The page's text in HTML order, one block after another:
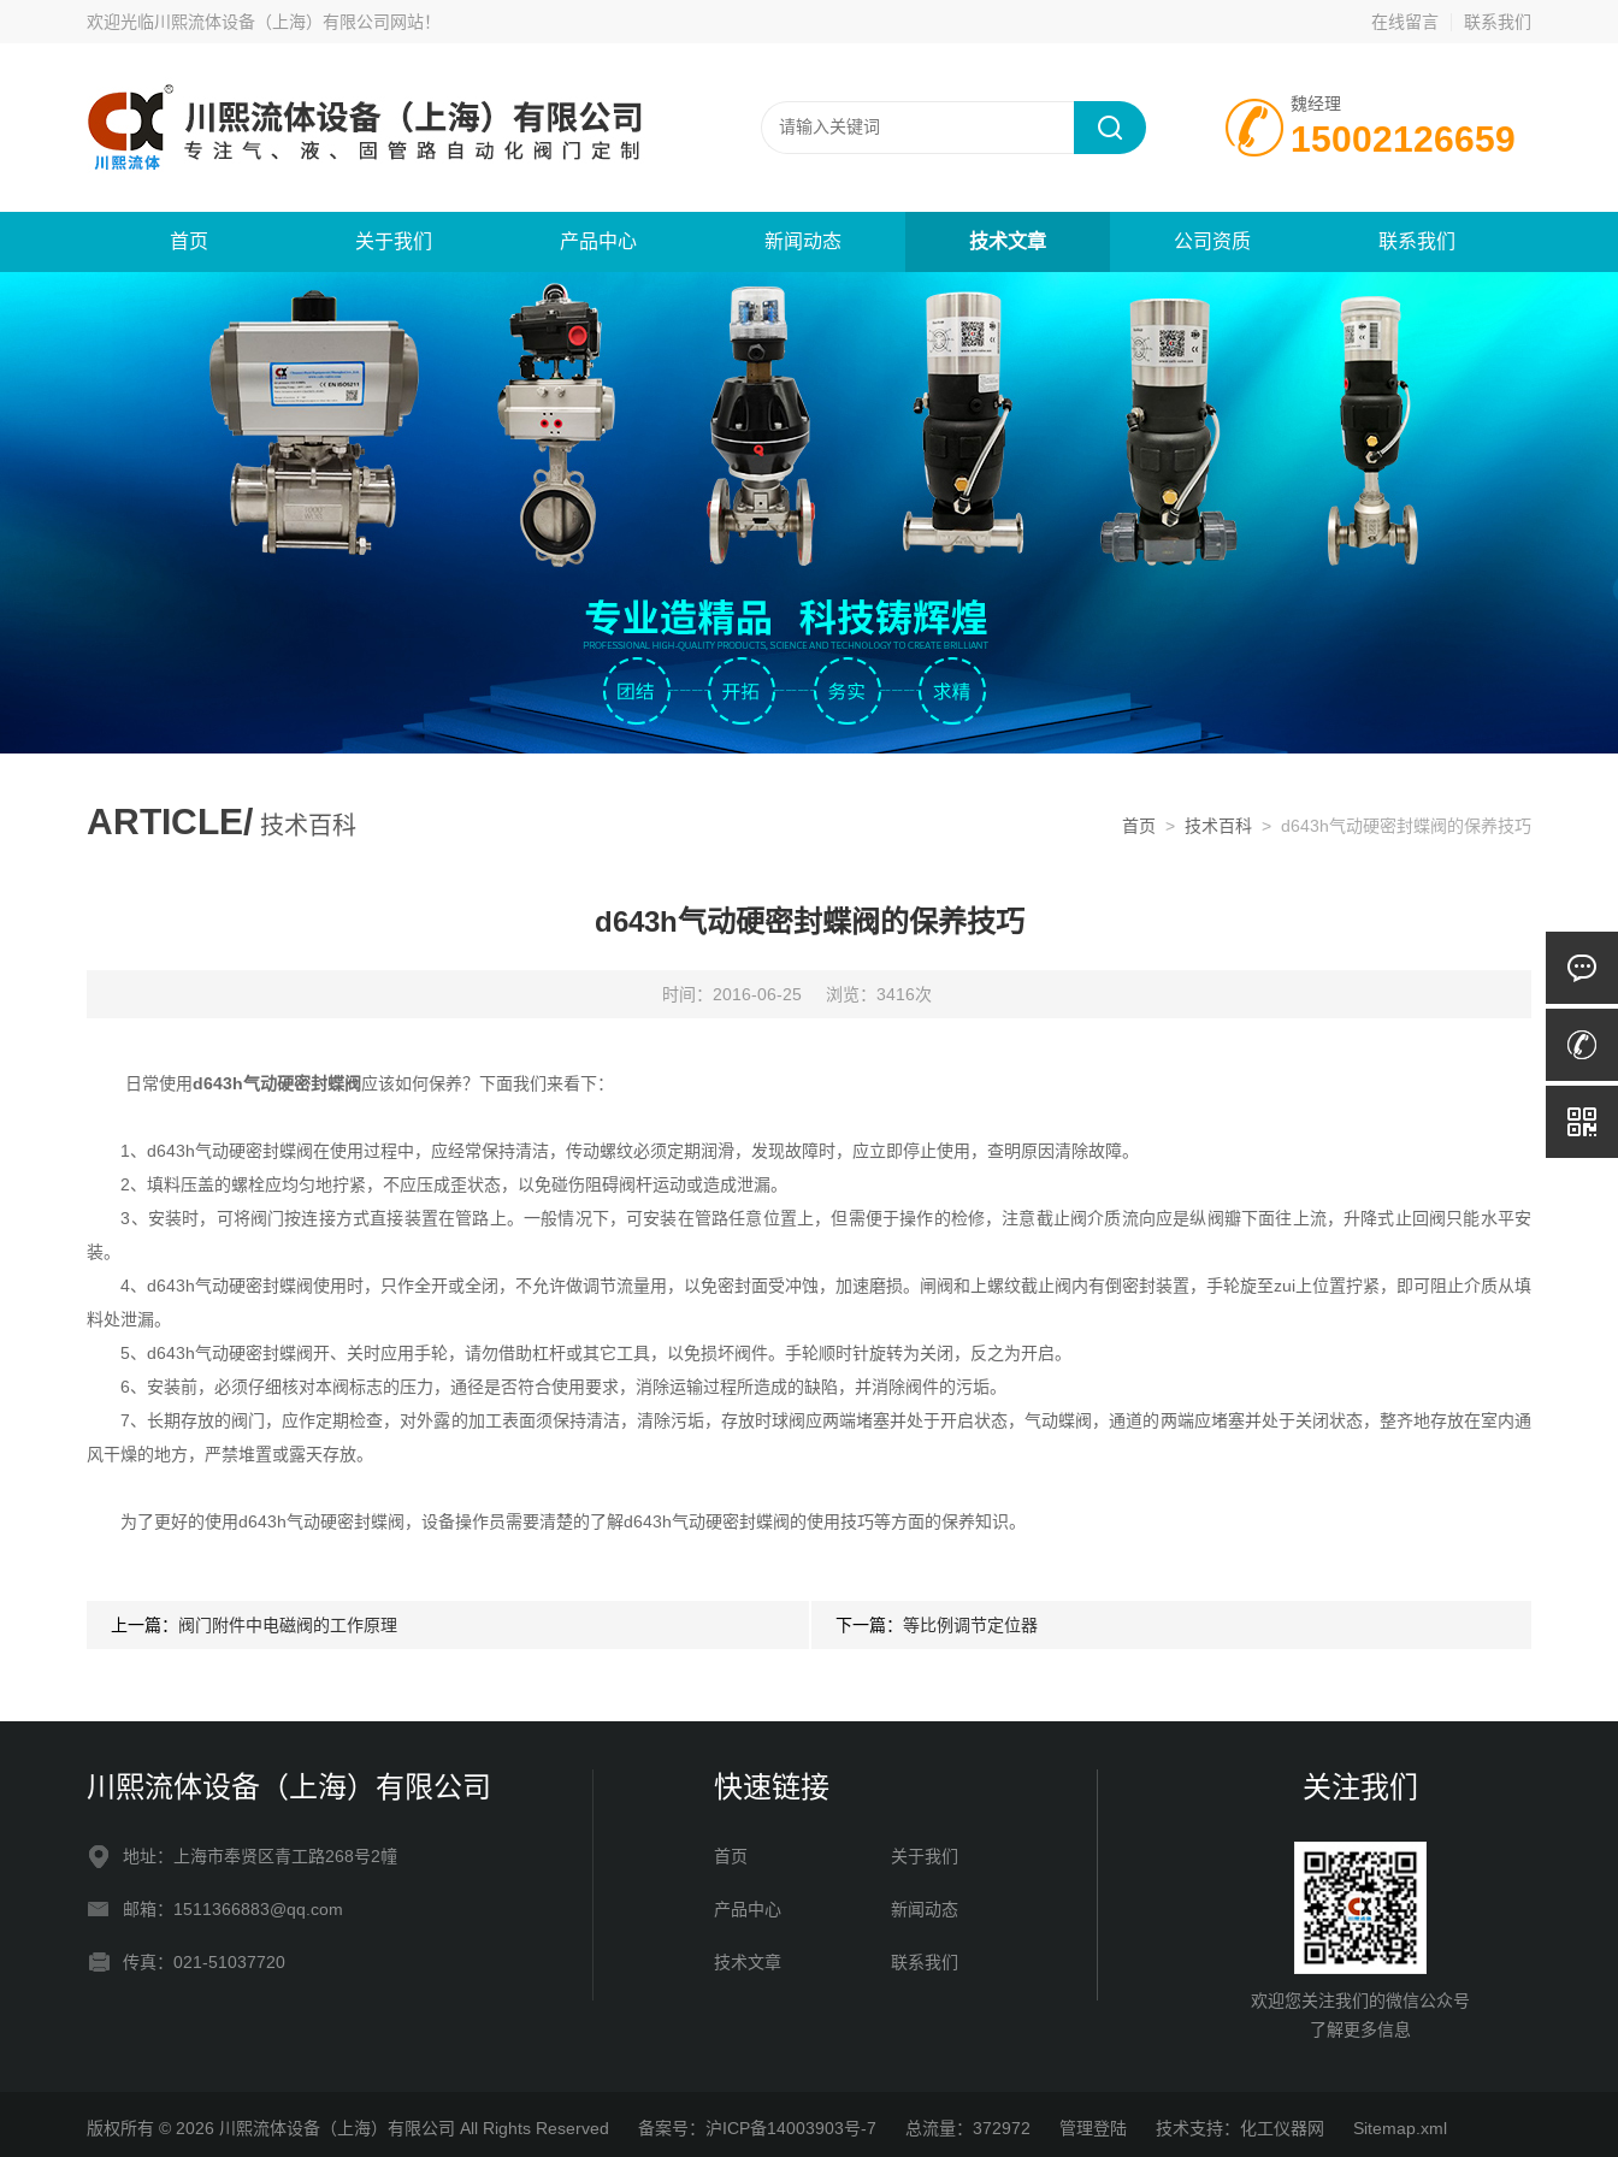
欢迎光临川熙流体设备（上海）有限公司网站！ 在线留言 联系我们
魏经理
15002126659
首页 关于我们 产品中心 新闻动态 技术文章 公司资质 联系我们
ARTICLE/ 技术百科 首页 > 技术百科 > d643h气动硬密封蝶阀的保养技巧
d643h气动硬密封蝶阀的保养技巧
时间：2016-06-25 浏览：3416次
日常使用d643h气动硬密封蝶阀应该如何保养？下面我们来看下：
1、d643h气动硬密封蝶阀在使用过程中，应经常保持清洁，传动螺纹必须定期润滑，发现故障时，应立即停止使用，查明原因清除故障。
2、填料压盖的螺栓应均匀地拧紧，不应压成歪状态，以免碰伤阻碍阀杆运动或造成泄漏。
3、安装时，可将阀门按连接方式直接装置在管路上。一般情况下，可安装在管路任意位置上，但需便于操作的检修，注意截止阀介质流向应是纵阀瓣下面往上流，升降式止回阀只能水平安
装。
4、d643h气动硬密封蝶阀使用时，只作全开或全闭，不允许做调节流量用，以免密封面受冲蚀，加速磨损。闸阀和上螺纹截止阀内有倒密封装置，手轮旋至zui上位置拧紧，即可阻止介质从填
料处泄漏。
5、d643h气动硬密封蝶阀开、关时应用手轮，请勿借助杠杆或其它工具，以免损坏阀件。手轮顺时针旋转为关闭，反之为开启。
6、安装前，必须仔细核对本阀标志的压力，通径是否符合使用要求，消除运输过程所造成的缺陷，并消除阀件的污垢。
7、长期存放的阀门，应作定期检查，对外露的加工表面须保持清洁，清除污垢，存放时球阀应两端堵塞并处于开启状态，气动蝶阀，通道的两端应堵塞并处于关闭状态，整齐地存放在室内通
风干燥的地方，严禁堆置或露天存放。
为了更好的使用d643h气动硬密封蝶阀，设备操作员需要清楚的了解d643h气动硬密封蝶阀的使用技巧等方面的保养知识。
上一篇： 阀门附件中电磁阀的工作原理 下一篇： 等比例调节定位器
川熙流体设备（上海）有限公司
地址：上海市奉贤区青工路268号2幢
邮箱：1511366883@qq.com
传真：021-51037720
快速链接
首页 关于我们
产品中心 新闻动态
技术文章 联系我们
关注我们
欢迎您关注我们的微信公众号
了解更多信息
版权所有 © 2026 川熙流体设备（上海）有限公司 All Rights Reserved 备案号：沪ICP备14003903号-7 总流量：372972 管理登陆 技术支持： 化工仪器网 Sitemap.xml